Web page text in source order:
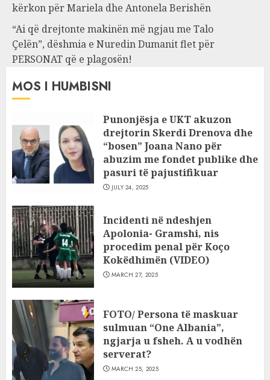
kërkon për Mariela dhe Antonela Berishën
“Ai që drejtonte makinën më ngjau me Talo
Çelën”, dëshmia e Nuredin Dumanit flet për
PERSONAT që e plagosën!
MOS I HUMBISNI
Punonjësja e UKT akuzon
drejtorin Skerdi Drenova dhe
“bosen” Joana Nano për
abuzim me fondet publike dhe
pasuri të pajustifikuar
JULY 24, 2025
Incidenti në ndeshjen
Apolonia- Gramshi, nis
procedim penal për Koço
Kokëdhimën (VIDEO)
MARCH 27, 2025
FOTO/ Persona të maskuar
sulmuan “One Albania”,
ngjarja u fsheh. A u vodhën
serverat?
MARCH 25, 2025